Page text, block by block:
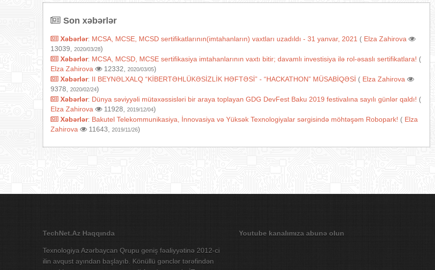
Son xəbərlər
Xəbərlər: MCSA, MCSE, MCSD sertifikatlarının(imtahanların) vaxtları uzadıldı - 31 yanvar, 2021 ( Elza Zahirova
13039,
2020/03/28)
Xəbərlər: MCSA, MCSD, MCSE sertifikasiya imtahanlarının vaxtı bitir; davamlı investisiya ilə rol-əsaslı sertifikatlara! (
Elza Zahirova
12332, 2020/03/05)
Xəbərlər: II BEYNƏLXALQ “KİBERTƏHLÜKƏSİZLİK HƏFTƏSİ” - “HACKATHON” MÜSABİQƏSİ ( Elza Zahirova
9378,
2020/02/24)
Xəbərlər: Dünya səviyyəli mütəxəssisləri bir araya toplayan GDG DevFest Baku 2019 festivalına sayılı günlər qaldı! (
Elza Zahirova
11928, 2019/12/04)
Xəbərlər: Bakutel Telekommunikasiya, İnnovasiya və Yüksək Texnologiyalar sərgisində möhtəşəm Robopark! ( Elza
Zahirova
11643, 2019/11/26)
TechNet.Az Haqqında
Texnologiya Azərbaycan Qrupu geniş fəaliyyətinə 2012-ci
ilin avqust ayından başlayıb. Könüllü gənclər tərəfindən
Youtube kanalımıza abunə olun